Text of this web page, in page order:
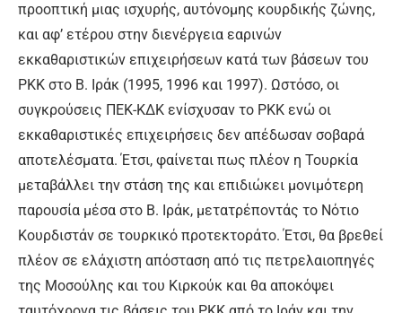
προοπτική μιας ισχυρής, αυτόνομης κουρδικής ζώνης,
και αφ’ ετέρου στην διενέργεια εαρινών
εκκαθαριστικών επιχειρήσεων κατά των βάσεων του
PKK στο Β. Ιράκ (1995, 1996 και 1997). Ωστόσο, οι
συγκρούσεις ΠΕΚ-ΚΔΚ ενίσχυσαν το PKK ενώ οι
εκκαθαριστικές επιχειρήσεις δεν απέδωσαν σοβαρά
αποτελέσματα. Έτσι, φαίνεται πως πλέον η Τουρκία
μεταβάλλει την στάση της και επιδιώκει μονιμότερη
παρουσία μέσα στο Β. Ιράκ, μετατρέποντάς το Νότιο
Κουρδιστάν σε τουρκικό προτεκτοράτο. Έτσι, θα βρεθεί
πλέον σε ελάχιστη απόσταση από τις πετρελαιοπηγές
της Μοσούλης και του Κιρκούκ και θα αποκόψει